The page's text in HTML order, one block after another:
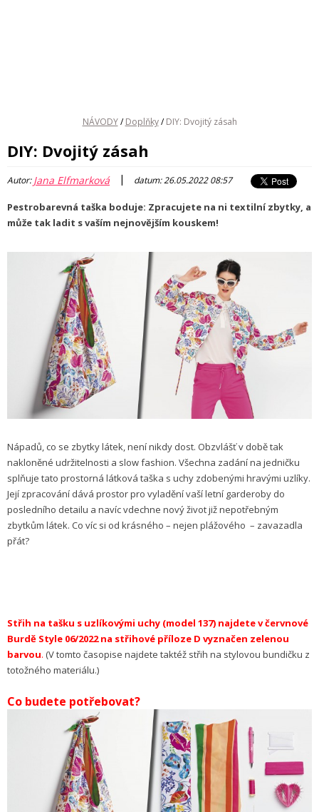
NÁVODY / Doplňky / DIY: Dvojitý zásah
DIY: Dvojitý zásah
Autor:Jana Elfmarková | datum: 26.05.2022 08:57
Pestrobarevná taška boduje: Zpracujete na ni textilní zbytky, a
může tak ladit s vaším nejnovějším kouskem!
Nápadů, co se zbytky látek, není nikdy dost. Obzvlášť v době tak
nakloněné udržitelnosti a slow fashion. Všechna zadání na jedničku
splňuje tato prostorná látková taška s uchy zdobenými hravými uzlíky.
Její zpracování dává prostor pro vyladění vaší letní garderoby do
posledního detailu a navíc vdechne nový život již nepotřebným
zbytkům látek. Co víc si od krásného – nejen plážového – zavazadla
přát?
Střih na tašku s uzlíkovými uchy (model 137) najdete v červnové
Burdě Style 06/2022 na střihové příloze D vyznačen zelenou
barvou. (V tomto časopise najdete taktéž střih na stylovou bundičku z
totožného materiálu.)
Co budete potřebovat?